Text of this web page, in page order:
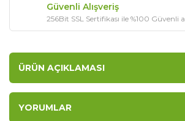
Güvenli Alışveriş
256Bit SSL Sertifikası ile %100 Güvenli
ÜRÜN AÇIKLAMASI
YORUMLAR